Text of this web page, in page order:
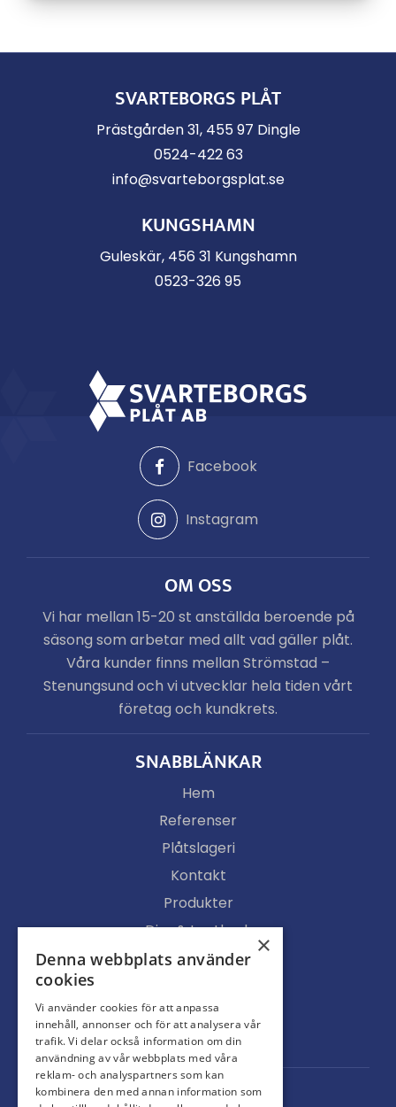
SVARTEBORGS PLÅT
Prästgården 31, 455 97 Dingle
0524-422 63
info@svarteborgsplat.se
KUNGSHAMN
Guleskär, 456 31 Kungshamn
0523-326 95
Facebook
Instagram
OM OSS
Vi har mellan 15-20 st anställda beroende på
säsong som arbetar med allt vad gäller plåt.
Våra kunder finns mellan Strömstad –
Stenungsund och vi utvecklar hela tiden vårt
företag och kundkrets.
SNABBLÄNKAR
Hem
Referenser
Plåtslageri
Kontakt
Produkter
Djur & Lantbruk
Köpvillkor
Ljusgenomsläpp
Portar
×
Denna webbplats använder
cookies
Vi använder cookies för att anpassa
innehåll, annonser och för att analysera vår
trafik. Vi delar också information om din
användning av vår webbplats med våra
reklam- och analyspartners som kan
kombinera den med annan information som